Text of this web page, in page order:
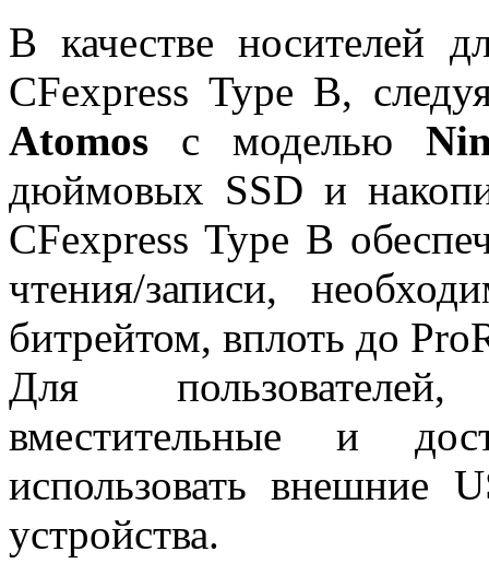
В качестве носителей
CFexpress Type B,
Atomos с моделью
дюймовых SSD и
CFexpress Type B
чтения/записи,
битрейтом, вплоть до
Для
вместительные и
использовать внешние
устройства.